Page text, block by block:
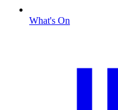
What's On